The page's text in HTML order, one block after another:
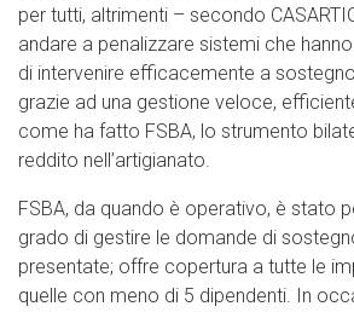
per tutti, altrimenti – secondo
andare a penalizzare sistemi che
di intervenire efficacemente a
grazie ad una gestione veloce,
come ha fatto FSBA, lo strumento
reddito nell’artigianato.
FSBA, da quando è operativo, è stato
grado di gestire le domande di
presentate; offre copertura a tutte le
quelle con meno di 5 dipendenti. In